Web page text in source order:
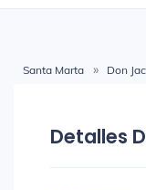
Santa Marta Don
Detalles